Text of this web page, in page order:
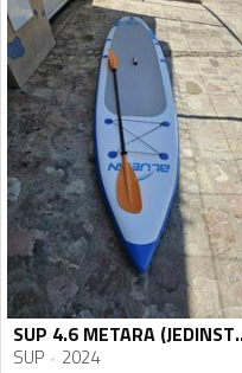
SUP 4.6
SUP 2024